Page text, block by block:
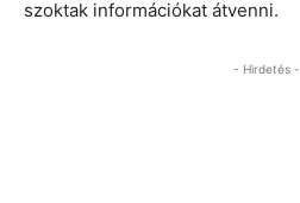
szoktak információkat átvenni.
- Hirdetés -